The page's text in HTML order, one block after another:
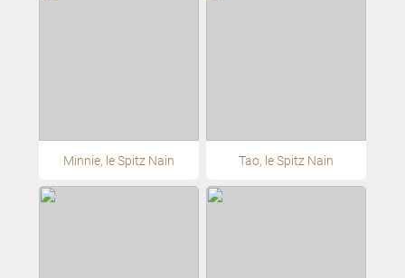
Minnie, le Spitz Nain Tao, le Spitz Nain